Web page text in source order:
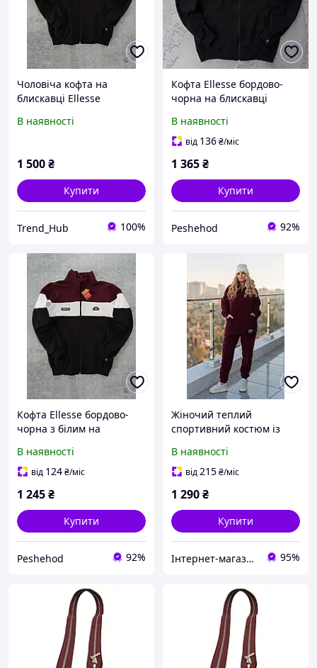
Чоловіча кофта на
блискавці Ellesse
унісекс Спортивна кофта
В наявності
1 500₴
Купити
Trend_Hub 100%
Кофта Ellesse бордово-
чорна на блискавці
унісекс
В наявності
від 136₴/міс
1 365₴
Купити
Peshehod 92%
Кофта Ellesse бордово-
чорна з білим на
двонитка, унісекс
В наявності
від 124₴/міс
1 245₴
Купити
Peshehod 92%
Жіночий теплий
спортивний костюм із
капюшоном на короткій
блискавці та штани
В наявності
від215₴/міс
1 290₴
Купити
Інтернет-магазин одягу та взуття KedON 95%